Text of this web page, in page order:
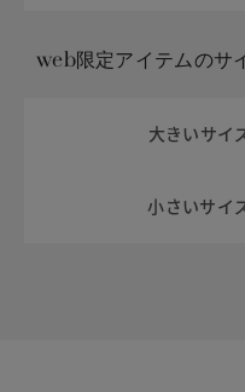
web限定アイテムのサ
大きいサイ
小さいサイ